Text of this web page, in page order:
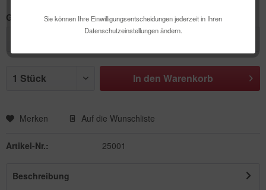
Sie können Ihre Einwilligungsentscheidungen jederzeit in Ihren
Datenschutzeinstellungen ändern.
Größe:
In den Warenkorb
Merken Auf die Wunschliste
Artikel-Nr.: 25001
Beschreibung